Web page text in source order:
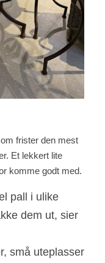
frister den mest
Et lekkert lite
komme godt med.
pall i ulike
dem ut, sier
små uteplasser